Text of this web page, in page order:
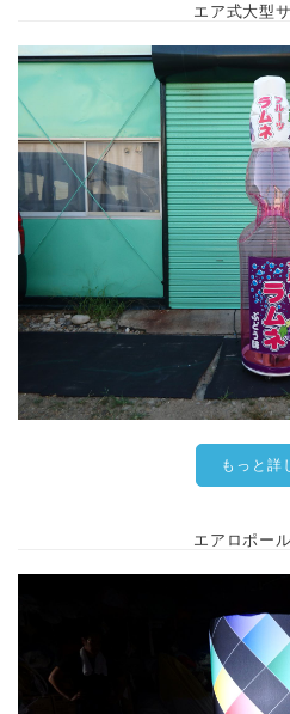
エア式大型
もっと詳
エアロポー